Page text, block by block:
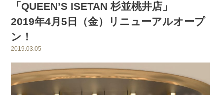
「QUEEN’S ISETAN 杉並桃井店」
2019年4月5日（金）リニューアルオープ
ン！
2019.03.05